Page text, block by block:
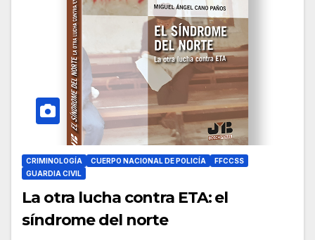
CRIMINOLOGÍA CUERPO NACIONAL DE POLICÍA
FFCCSS
GUARDIA CIVIL
La otra lucha contra ETA: el
síndrome del norte